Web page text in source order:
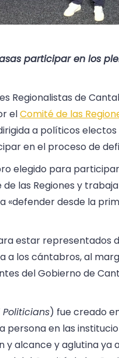
participar en los
Regionalistas de
elComité de las
a políticos
en el proceso de
elegido para
las Regiones y
desde la
estar representados
a los cántabros, al
del Gobierno de
Politicians) fue creado
en las
alcance y aglutina ya